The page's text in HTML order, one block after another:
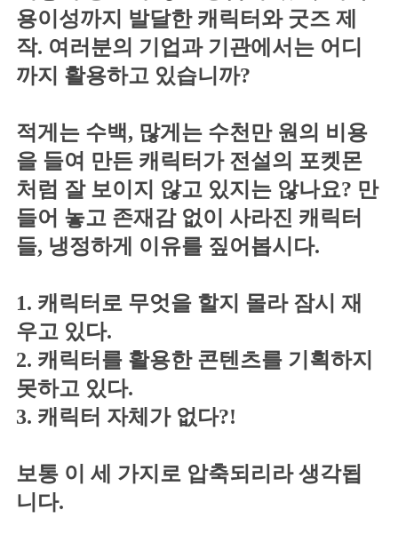
용이성까지 발달한 캐릭터와 굿즈 제
작. 여러분의 기업과 기관에서는 어디
까지 활용하고 있습니까?
적게는 수백, 많게는 수천만 원의 비용
을 들여 만든 캐릭터가 전설의 포켓몬
처럼 잘 보이지 않고 있지는 않나요? 만
들어 놓고 존재감 없이 사라진 캐릭터
들, 냉정하게 이유를 짚어봅시다.
1. 캐릭터로 무엇을 할지 몰라 잠시 재
우고 있다.
2. 캐릭터를 활용한 콘텐츠를 기획하지
못하고 있다.
3. 캐릭터 자체가 없다?!
보통 이 세 가지로 압축되리라 생각됩
니다.